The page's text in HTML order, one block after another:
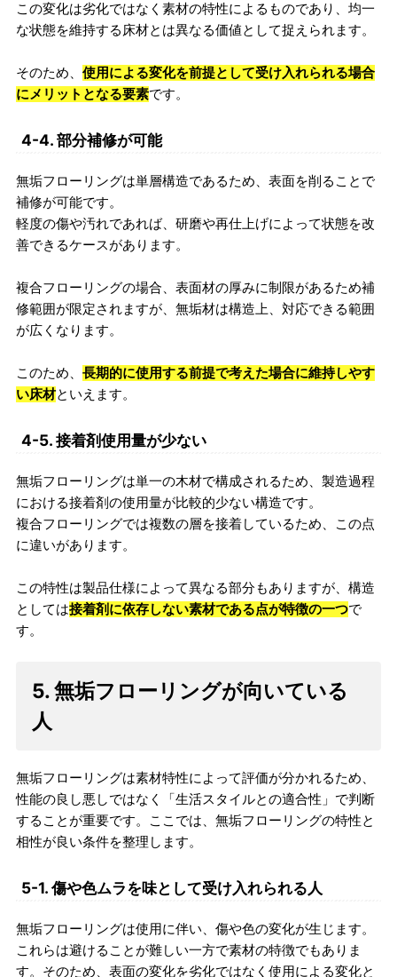
この変化は劣化ではなく素材の特性によるものであり、均一
な状態を維持する床材とは異なる価値として捉えられます。
そのため、 使用による変化を前提として受け入れられる場合
にメリットとなる要素です。
4-4. 部分補修が可能
無垢フローリングは単層構造であるため、表面を削ることで
補修が可能です。
軽度の傷や汚れであれば、研磨や再仕上げによって状態を改
善できるケースがあります。
複合フローリングの場合、表面材の厚みに制限があるため補
修範囲が限定されますが、無垢材は構造上、対応できる範囲
が広くなります。
このため、 長期的に使用する前提で考えた場合に維持しやす
い床材といえます。
4-5. 接着剤使用量が少ない
無垢フローリングは単一の木材で構成されるため、製造過程
における接着剤の使用量が比較的少ない構造です。
複合フローリングでは複数の層を接着しているため、この点
に違いがあります。
この特性は製品仕様によって異なる部分もありますが、構造
としては接着剤に依存しない素材である点が特徴の一つで
す。
5. 無垢フローリングが向いている
人
無垢フローリングは素材特性によって評価が分かれるため、
性能の良し悪しではなく「生活スタイルとの適合性」で判断
することが重要です。ここでは、無垢フローリングの特性と
相性が良い条件を整理します。
5-1. 傷や色ムラを味として受け入れられる人
無垢フローリングは使用に伴い、傷や色の変化が生じます。
これらは避けることが難しい一方で素材の特徴でもありま
す。そのため、表面の変化を劣化ではなく使用による変化と